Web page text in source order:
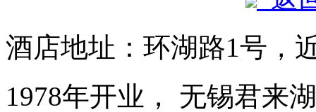
酒店地址：环湖路1号，
1978年开业， 无锡君